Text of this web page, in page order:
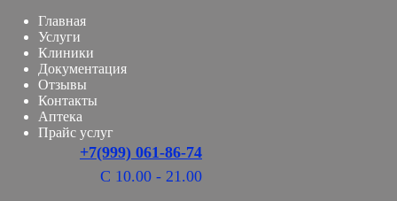
Главная
Услуги
Клиники
Документация
Отзывы
Контакты
Аптека
Прайс услуг
+7(999) 061-86-74
С 10.00 - 21.00